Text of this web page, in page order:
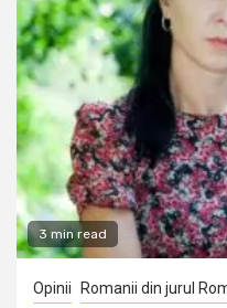
3 min read
Opinii Romanii din jurul